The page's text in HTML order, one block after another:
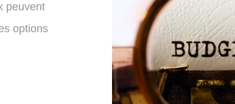
peuvent
options